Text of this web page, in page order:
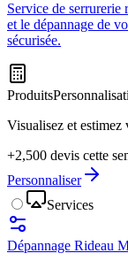
Service de serrurerie
et le dépannage de
sécurisée.
Produits
Visualisez et estimez
+2,500 devis cette
Personnaliser
Services
Dépannage Rideau